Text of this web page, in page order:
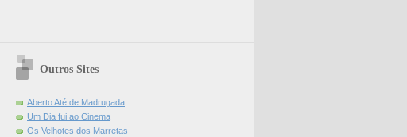
Outros Sites
Aberto Até de Madrugada
Um Dia fui ao Cinema
Os Velhotes dos Marretas